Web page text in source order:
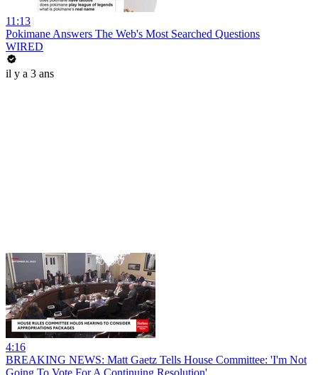
11:13
Pokimane Answers The Web's Most Searched Questions
WIRED
il y a 3 ans
4:16
BREAKING NEWS: Matt Gaetz Tells House Committee: 'I'm Not